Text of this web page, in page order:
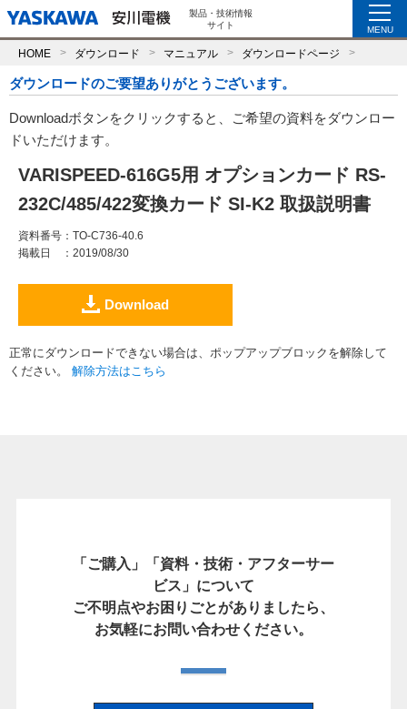
製品・技術情報
サイト
MENU
HOME ダウンロード マニュアル ダウンロードページ
ダウンロードのご要望ありがとうございます。
Downloadボタンをクリックすると、ご希望の資料をダウンロー
ドいただけます。
VARISPEED-616G5用 オプションカード RS-
232C/485/422変換カード SI-K2 取扱説明書
資料番号 ：TO-C736-40.6
掲載日
：2019/08/30
Download
正常にダウンロードできない場合は、ポップアップブロックを解除して
ください。 解除方法はこちら
「ご購入」「資料・技術・アフターサー
ビス」について
ご不明点やお困りごとがありましたら、
お気軽にお問い合わせください。